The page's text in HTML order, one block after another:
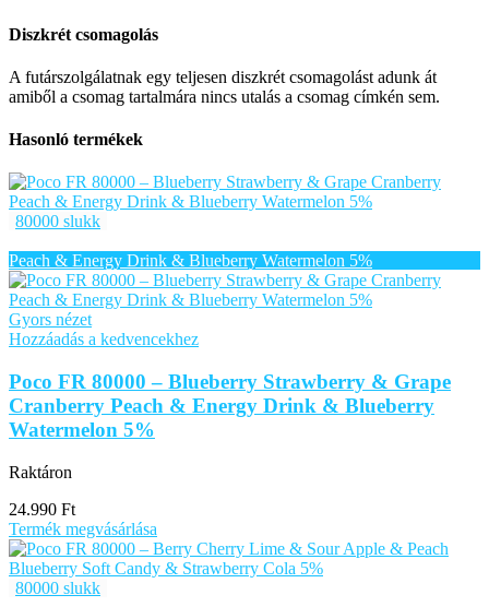
Diszkrét csomagolás
A futárszolgálatnak egy teljesen diszkrét csomagolást adunk át
amiből a csomag tartalmára nincs utalás a csomag címkén sem.
Hasonló termékek
80000 slukk
Gyors nézet
Hozzáadás a kedvencekhez
Poco FR 80000 – Blueberry Strawberry & Grape
Cranberry Peach & Energy Drink & Blueberry
Watermelon 5%
Raktáron
24.990 Ft
Termék megvásárlása
80000 slukk